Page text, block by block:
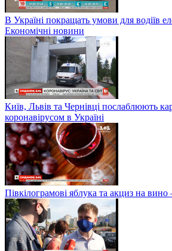
В Україні покращать умови для водіїв
Економічні новини
Київ, Львів та Чернівці послаблюють
коронавірусом в Україні
Півкілограмові яблука та акциз на